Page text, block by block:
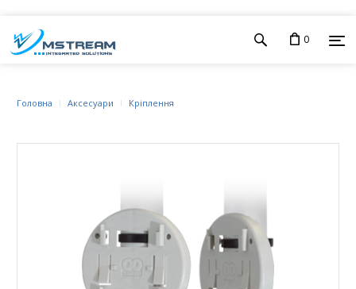
0
Головна Аксесуари Кріплення